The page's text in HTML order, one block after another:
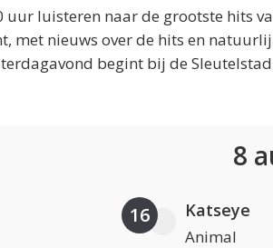
luisteren naar de grootste hits
met nieuws over de hits en
begint bij de
8
16 Katseye
Animal